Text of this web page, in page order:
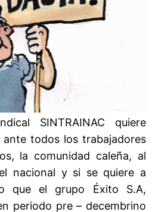
SINTRAINAC quiere
todos los trabajadores
la comunidad caleña, al
nacional y si se quiere a
que el grupo Éxito S.A,
periodo pre – decembrino